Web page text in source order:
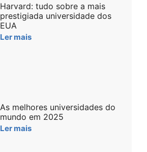
Harvard: tudo sobre a mais
prestigiada universidade dos
EUA
Ler mais
As melhores universidades do
mundo em 2025
Ler mais